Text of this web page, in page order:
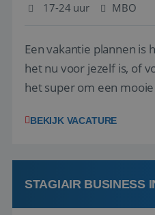
17-24 uur
MBO
Een vakantie plannen is
het nu voor jezelf is, of
het super om een
vakantiegangers de
werken: of het nu gaat
BEKIJK VACATURE
STAGIAIR BUSINESS